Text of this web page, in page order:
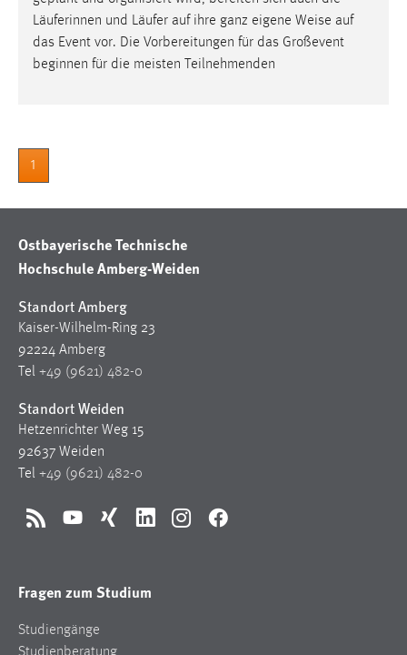
Läuferinnen und Läufer auf ihre ganz eigene Weise auf
das Event vor. Die Vorbereitungen für das Großevent
beginnen für die meisten Teilnehmenden
1
Ostbayerische Technische
Hochschule Amberg-Weiden
Standort Amberg
Kaiser-Wilhelm-Ring 23
92224 Amberg
Tel +49 (9621) 482-0
Standort Weiden
Hetzenrichter Weg 15
92637 Weiden
Tel +49 (9621) 482-0
RSS YouTubeXing LinkedInInstagramFacebook
Fragen zum Studium
Studiengänge
Studienberatung